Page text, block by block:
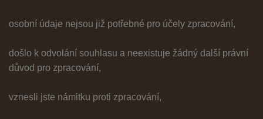
osobní údaje nejsou již potřebné pro účely zpracování,
došlo k odvolání souhlasu a neexistuje žádný další právní
důvod pro zpracování,
vznesli jste námitku proti zpracování,